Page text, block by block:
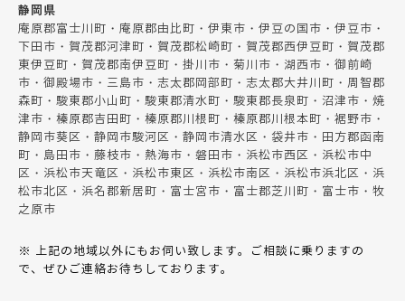
静岡県
庵原郡富士川町・庵原郡由比町・伊東市・伊豆の国市・伊豆市・
下田市・賀茂郡河津町・賀茂郡松崎町・賀茂郡西伊豆町・賀茂郡
東伊豆町・賀茂郡南伊豆町・掛川市・菊川市・湖西市・御前崎
市・御殿場市・三島市・志太郡岡部町・志太郡大井川町・周智郡
森町・駿東郡小山町・駿東郡清水町・駿東郡長泉町・沼津市・焼
津市・榛原郡吉田町・榛原郡川根町・榛原郡川根本町・裾野市・
静岡市葵区・静岡市駿河区・静岡市清水区・袋井市・田方郡函南
町・島田市・藤枝市・熱海市・磐田市・浜松市西区・浜松市中
区・浜松市天竜区・浜松市東区・浜松市南区・浜松市浜北区・浜
松市北区・浜名郡新居町・富士宮市・富士郡芝川町・富士市・牧
之原市
※ 上記の地域以外にもお伺い致します。ご相談に乗りますの
で、ぜひご連絡お待ちしております。